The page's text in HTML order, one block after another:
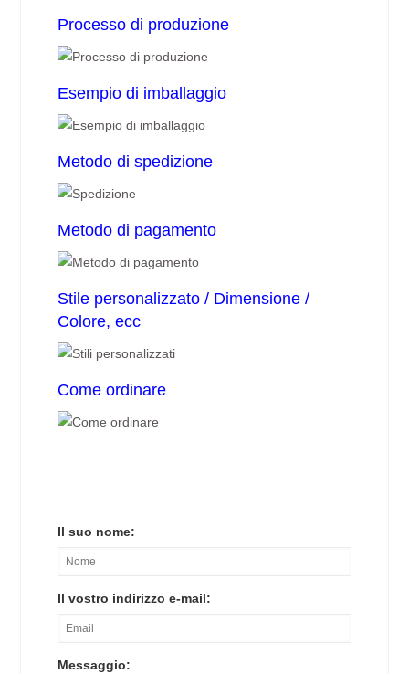
Processo di produzione
Esempio di imballaggio
Metodo di spedizione
Metodo di pagamento
Stile personalizzato / Dimensione /
Colore, ecc
Come ordinare
Il suo nome:
Il vostro indirizzo e-mail:
Messaggio: